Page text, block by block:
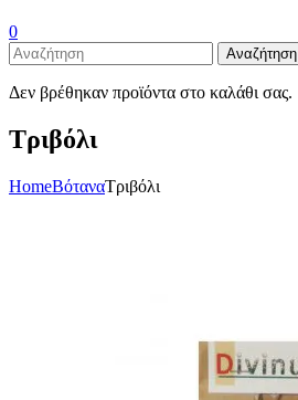
0
Αναζήτηση
Δεν βρέθηκαν προϊόντα στο καλάθι σας.
Τριβόλι
HomeΒόταναΤριβόλι